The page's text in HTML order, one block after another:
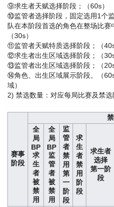
⑨求生者天赋选择阶段；（60s）
⑩监管者选择阶段，固定选用1个
队在本阶段首选的角色在整场比赛
（30s）
⑪监管者天赋特质选择阶段；（40s
⑫求生者出生区域选择阶段；（30s
⑬监管者出生区域选择阶段；（20s
⑭角色、出生区域展示阶段。（
域）
2) 禁选数量：对应每局比赛及禁选
赛事
阶段
全
局
BP
求
生
者
被
禁
用
全
局
BP
监
管
者
被
禁
用
监
管
者
禁
用
第
一
阶
段
求
生
者
禁
用
阶
段
求生者
选择
第一阶
段